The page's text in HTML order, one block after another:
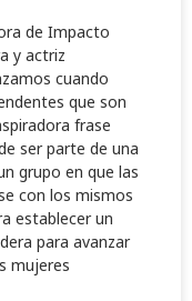
de Impacto
y actriz
cuando
que son
frase
ser parte de una
grupo en que las
con los mismos
establecer un
para avanzar
mujeres